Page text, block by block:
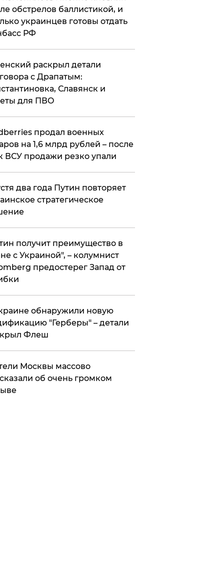
обстрелов баллистикой, и
украинцев готовы отдать
РФ
раскрыл детали
с Драпатым:
Славянск и
для ПВО
продал военных
на 1,6 млрд рублей – после
ВСУ продажи резко упали
два года Путин повторяет
стратегическое
получит преимущество в
с Украиной", – колумнист
предостерег Запад от
обнаружили новую
"Герберы" – детали
Флеш
Москвы массово
об очень громком